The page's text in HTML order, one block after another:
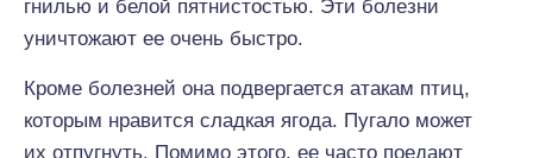
гнилью и белой пятнистостью. Эти болезни
уничтожают ее очень быстро.
Кроме болезней она подвергается атакам птиц,
которым нравится сладкая ягода. Пугало может
их отпугнуть. Помимо этого, ее часто поедают